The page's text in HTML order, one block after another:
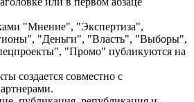
"Мнение", "Экспертиза",
"Деньги", "Власть", "Выборы",
"Промо" публикуются на
создается совместно с